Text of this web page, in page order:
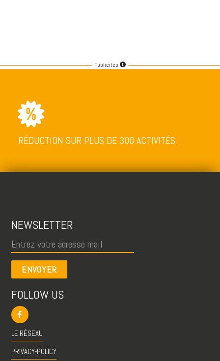
Publicités
RÉDUCTION SUR PLUS DE 300 ACTIVITÉS
NEWSLETTER
ENVOYER
FOLLOW US
LE RÉSEAU
PRIVACY-POLICY